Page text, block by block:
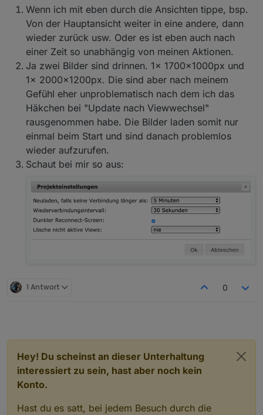
Minuten lang
Was meinst du mit "nach dem 3. Klick"?
Wie sieht das bei dir aus (VIS >> Setup >>
Einstellungen)?
Wenn ich mit eben durch die Ansichten tippe, bsp.
Von der Hauptansicht weiter in eine andere, dann
wieder zurück usw. Oder es ist eben auch nach
einer Zeit so unabhängig von meinen Aktionen.
Ja zwei Bilder sind drinnen. 1x 1700x1000px und
1x 2000x1200px. Die sind aber nach meinem
Gefühl eher unproblematisch nach dem ich das
Häkchen bei "Update nach Viewwechsel"
rausgenommen habe. Die Bilder laden somit nur
einmal beim Start und sind danach problemlos
wieder aufzurufen.
Schaut bei mir so aus:
1 Antwort 0
Hey! Du scheinst an dieser Unterhaltung
interessiert zu sein, hast aber noch kein
Konto.
Hast du es satt, bei jedem Besuch durch die